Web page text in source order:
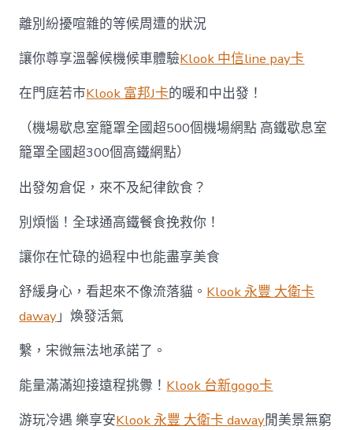
離別紛擾喧雜的等候周遭的狀況
讓你尊享溫馨候機候車體驗Klook 中信line pay卡
在門庭若市Klook 富邦J卡的暖和中出發！
（機場歇息室籠罩全國超500個機場網點 高鐵歇息室
籠罩全國超300個高鐵網點）
出發匆倉促，來不及紀律飲食？
別煩惱！全球通高鐵餐食挽救你！
讓你在忙碌的過程中也能盡享美食
舒緩身心，看起來不像流落貓。 Klook 永豐 大衛卡
daway」煥發活氣
繫，宋微無法地承諾了。
能量滿滿迎接遠程挑釁！ Klook 台新gogo卡
游玩冷遇 樂享安Klook 永豐 大衛卡 daway閒美景無窮